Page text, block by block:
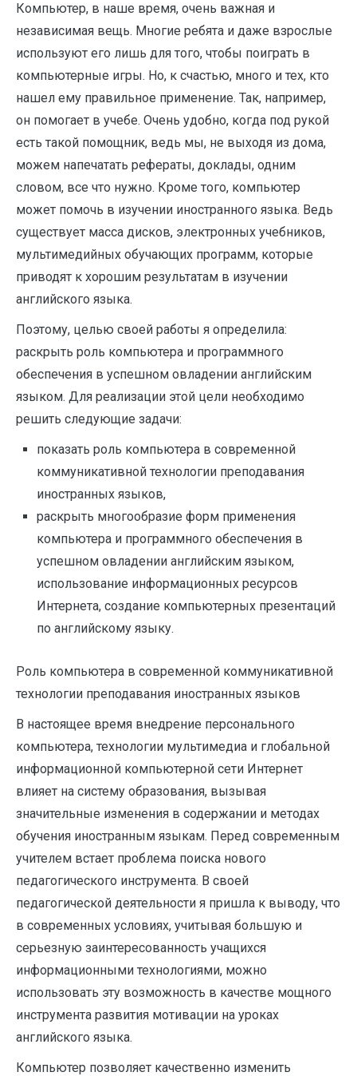
Компьютер, в наше время, очень важная и
независимая вещь. Многие ребята и даже взрослые
используют его лишь для того, чтобы поиграть в
компьютерные игры. Но, к счастью, много и тех, кто
нашел ему правильное применение. Так, например,
он помогает в учебе. Очень удобно, когда под рукой
есть такой помощник, ведь мы, не выходя из дома,
можем напечатать рефераты, доклады, одним
словом, все что нужно. Кроме того, компьютер
может помочь в изучении иностранного языка. Ведь
существует масса дисков, электронных учебников,
мультимедийных обучающих программ, которые
приводят к хорошим результатам в изучении
английского языка.
Поэтому, целью своей работы я определила:
раскрыть роль компьютера и программного
обеспечения в успешном овладении английским
языком. Для реализации этой цели необходимо
решить следующие задачи:
показать роль компьютера в современной
коммуникативной технологии преподавания
иностранных языков,
раскрыть многообразие форм применения
компьютера и программного обеспечения в
успешном овладении английским языком,
использование информационных ресурсов
Интернета, создание компьютерных презентаций
по английскому языку.
Роль компьютера в современной коммуникативной
технологии преподавания иностранных языков
В настоящее время внедрение персонального
компьютера, технологии мультимедиа и глобальной
информационной компьютерной сети Интернет
влияет на систему образования, вызывая
значительные изменения в содержании и методах
обучения иностранным языкам. Перед современным
учителем встает проблема поиска нового
педагогического инструмента. В своей
педагогической деятельности я пришла к выводу, что
в современных условиях, учитывая большую и
серьезную заинтересованность учащихся
информационными технологиями, можно
использовать эту возможность в качестве мощного
инструмента развития мотивации на уроках
английского языка.
Компьютер позволяет качественно изменить